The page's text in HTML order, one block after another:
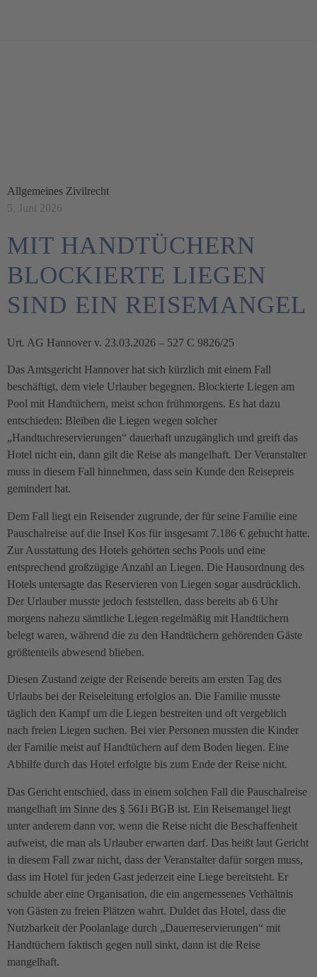
Allgemeines Zivilrecht
5, Juni 2026
MIT HANDTÜCHERN
BLOCKIERTE LIEGEN
SIND EIN REISEMANGEL
Urt. AG Hannover v. 23.03.2026 – 527 C 9826/25
Das Amtsgericht Hannover hat sich kürzlich mit einem Fall
beschäftigt, dem viele Urlauber begegnen. Blockierte Liegen am
Pool mit Handtüchern, meist schon frühmorgens. Es hat dazu
entschieden: Bleiben die Liegen wegen solcher
„Handtuchreservierungen“ dauerhaft unzugänglich und greift das
Hotel nicht ein, dann gilt die Reise als mangelhaft. Der Veranstalter
muss in diesem Fall hinnehmen, dass sein Kunde den Reisepreis
gemindert hat.
Dem Fall liegt ein Reisender zugrunde, der für seine Familie eine
Pauschalreise auf die Insel Kos für insgesamt 7.186 € gebucht hatte.
Zur Ausstattung des Hotels gehörten sechs Pools und eine
entsprechend großzügige Anzahl an Liegen. Die Hausordnung des
Hotels untersagte das Reservieren von Liegen sogar ausdrücklich.
Der Urlauber musste jedoch feststellen, dass bereits ab 6 Uhr
morgens nahezu sämtliche Liegen regelmäßig mit Handtüchern
belegt waren, während die zu den Handtüchern gehörenden Gäste
größtenteils abwesend blieben.
Diesen Zustand zeigte der Reisende bereits am ersten Tag des
Urlaubs bei der Reiseleitung erfolglos an. Die Familie musste
täglich den Kampf um die Liegen bestreiten und oft vergeblich
nach freien Liegen suchen. Bei vier Personen mussten die Kinder
der Familie meist auf Handtüchern auf dem Boden liegen. Eine
Abhilfe durch das Hotel erfolgte bis zum Ende der Reise nicht.
Das Gericht entschied, dass in einem solchen Fall die Pauschalreise
mangelhaft im Sinne des § 561i BGB ist. Ein Reisemangel liegt
unter anderem dann vor, wenn die Reise nicht die Beschaffenheit
aufweist, die man als Urlauber erwarten darf. Das heißt laut Gericht
in diesem Fall zwar nicht, dass der Veranstalter dafür sorgen muss,
dass im Hotel für jeden Gast jederzeit eine Liege bereitsteht. Er
schulde aber eine Organisation, die ein angemessenes Verhältnis
von Gästen zu freien Plätzen wahrt. Duldet das Hotel, dass die
Nutzbarkeit der Poolanlage durch „Dauerreservierungen“ mit
Handtüchern faktisch gegen null sinkt, dann ist die Reise
mangelhaft.